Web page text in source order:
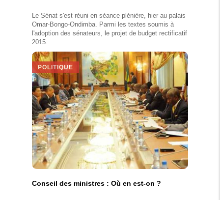
Le Sénat s'est réuni en séance plénière, hier au palais
Omar-Bongo-Ondimba. Parmi les textes soumis à
l'adoption des sénateurs, le projet de budget rectificatif
2015.
POLITIQUE
Conseil des ministres : Où en est-on ?